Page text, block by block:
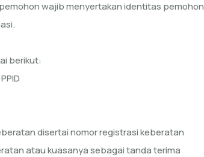
wajib menyertakan identitas pemohon
berikut:
disertai nomor registrasi keberatan
atau kuasanya sebagai tanda terima